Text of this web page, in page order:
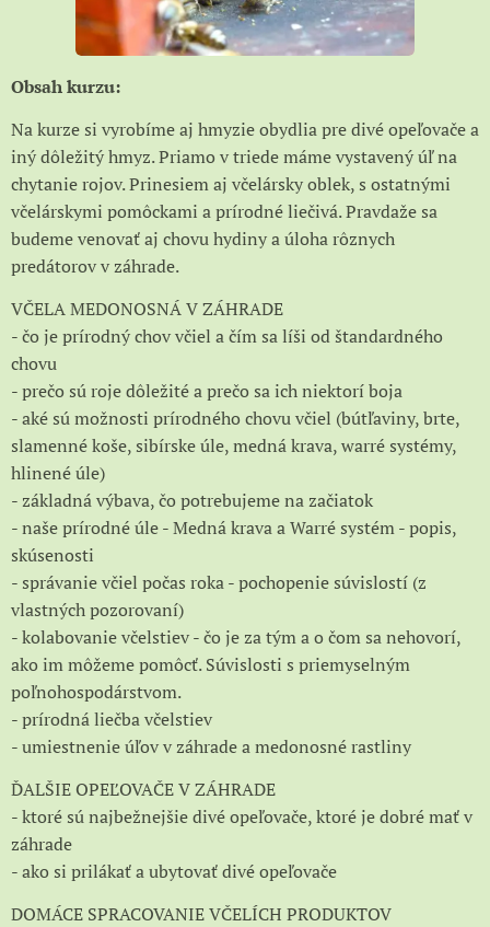
Obsah kurzu:
Na kurze si vyrobíme aj hmyzie obydlia pre divé opeľovače a
iný dôležitý hmyz. Priamo v triede máme vystavený úľ na
chytanie rojov. Prinesiem aj včelársky oblek, s ostatnými
včelárskymi pomôckami a prírodné liečivá. Pravdaže sa
budeme venovať aj chovu hydiny a úloha rôznych
predátorov v záhrade.
VČELA MEDONOSNÁ V ZÁHRADE
- čo je prírodný chov včiel a čím sa líši od štandardného
chovu
- prečo sú roje dôležité a prečo sa ich niektorí boja
- aké sú možnosti prírodného chovu včiel (bútľaviny, brte,
slamenné koše, sibírske úle, medná krava, warré systémy,
hlinené úle)
- základná výbava, čo potrebujeme na začiatok
- naše prírodné úle - Medná krava a Warré systém - popis,
skúsenosti
- správanie včiel počas roka - pochopenie súvislostí (z
vlastných pozorovaní)
- kolabovanie včelstiev - čo je za tým a o čom sa nehovorí,
ako im môžeme pomôcť. Súvislosti s priemyselným
poľnohospodárstvom.
- prírodná liečba včelstiev
- umiestnenie úľov v záhrade a medonosné rastliny
ĎALŠIE OPEĽOVAČE V ZÁHRADE
- ktoré sú najbežnejšie divé opeľovače, ktoré je dobré mať v
záhrade
- ako si prilákať a ubytovať divé opeľovače
DOMÁCE SPRACOVANIE VČELÍCH PRODUKTOV